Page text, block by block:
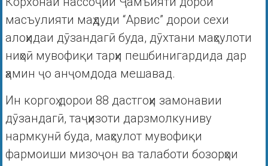
масъулияти маҳдуди “Арвис” дорои сехи
алоҳидаи дӯзандагӣ буда, дӯхтани маҳсулоти
ниҳоӣ мувофиқи тарҳи пешбинигардида дар
ҳамин ҷо анҷомдода мешавад.
Ин коргоҳ дорои 88 дастгоҳи замонавии
дӯзандагӣ, таҷҳизоти дарзмолкуниву
нармкунӣ буда, маҳсулот мувофиқи
фармоиши мизоҷон ва талаботи бозорҳои